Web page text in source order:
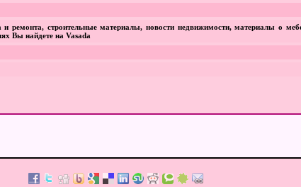
и ремонта, строительные материалы, новости недвижимости, материалы о
Вы найдете на Vasada